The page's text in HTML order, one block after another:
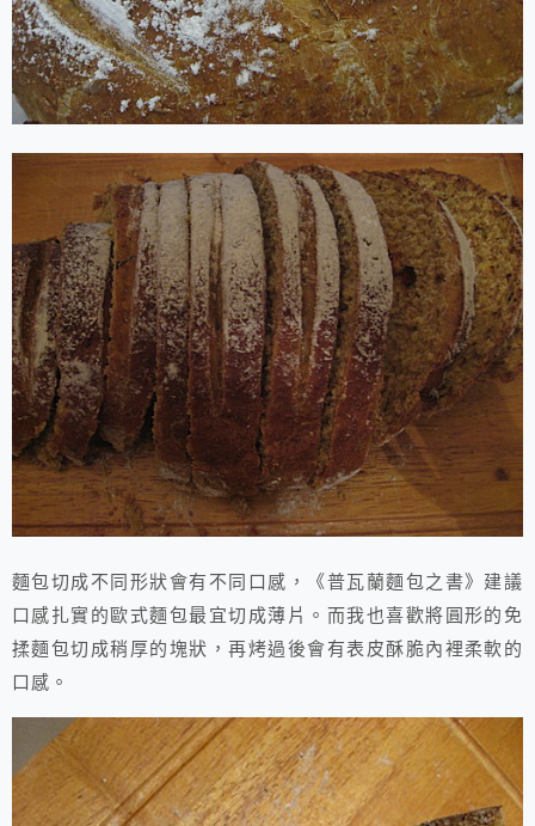
麵包切成不同形狀會有不同口感，《普瓦蘭麵包之書》建議
口感扎實的歐式麵包最宜切成薄片。而我也喜歡將圓形的免
揉麵包切成稍厚的塊狀，再烤過後會有表皮酥脆內裡柔軟的
口感。